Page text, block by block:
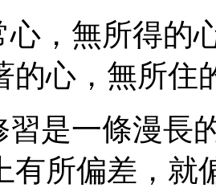
心，無所得的
的心，無所住
習是一條漫長
有所偏差，就